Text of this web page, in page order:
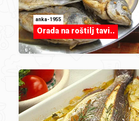
anka-1955
Orada na roštilj tavi..